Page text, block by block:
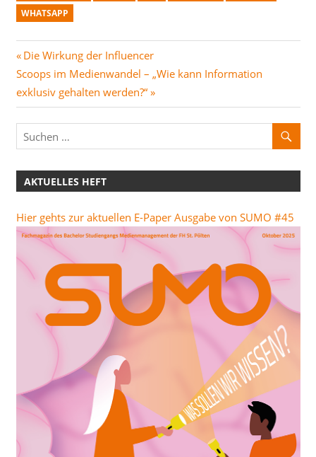
WHATSAPP
Beitragsnavigation
Vorheriger
Beitrag:
Die Wirkung der Influencer
Nächster
Beitrag:
Scoops im Medienwandel – „Wie kann Information
exklusiv gehalten werden?“
AKTUELLES HEFT
Hier gehts zur aktuellen E-Paper Ausgabe von SUMO #45